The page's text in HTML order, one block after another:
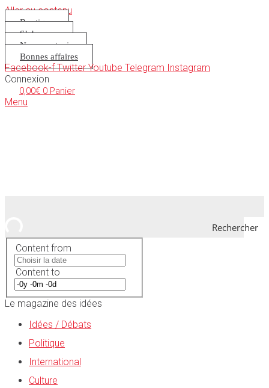
Aller au contenu
Boutique
S’abonner
Nous soutenir
Bonnes affaires
Facebook-f Twitter Youtube Telegram Instagram
Connexion
0,00€ 0 Panier
Menu
Rechercher
Content from
Content to
Le magazine des idées
Idées / Débats
Politique
International
Culture